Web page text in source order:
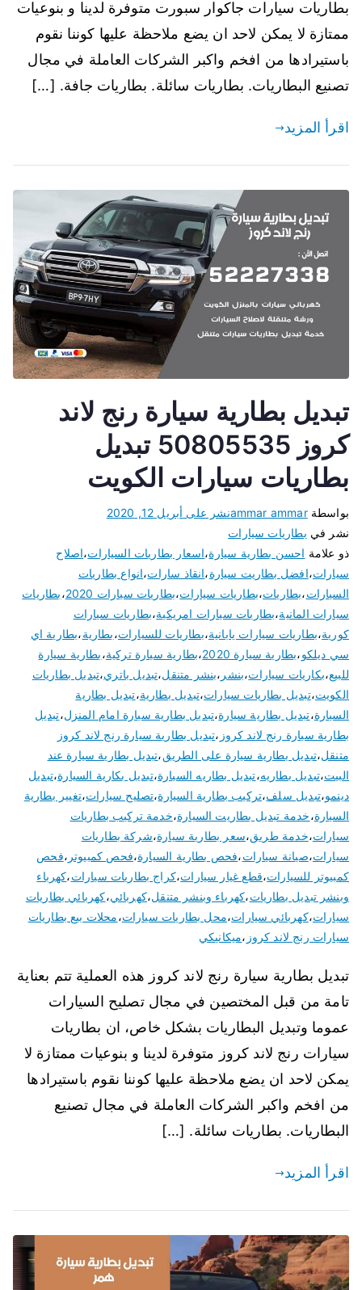
بطاريات سيارات جاكوار سبورت متوفرة لدينا و بنوعيات
ممتازة لا يمكن لاحد ان يضع ملاحظة عليها كوننا نقوم
باستيرادها من افخم واكبر الشركات العاملة في مجال
تصنيع البطاريات. بطاريات سائلة. بطاريات جافة. […]
اقرأ المزيد
تبديل بطارية سيارة رنج لاند
كروز 50805535 تبديل
بطاريات سيارات الكويت
بواسطةammar ammarنشر على أبريل 12, 2020
نشر في بطاريات سيارات
ذو علامة احسن بطارية سيارة،اسعار بطاريات السيارات،اصلاح
سيارات،افضل بطاريت سيارة،انقاذ سارات،انواع بطاريات
السيارات،بطاريات،بطاريات سيارات،بطاريات سيارات 2020 ،بطاريات
سيارات المانية،بطاريات سيارات امريكية،بطاريات سيارات
كورية،بطاريات سيارات يابانية،بطاريات للسيارات،بطارية،بطارية اي
سي ديلكو،بطارية سيارة 2020 ،بطارية سيارة تركية،بطارية سيارة
للبيع،بكاريات سيارات،بنشر ،بنشر متنقل،تبديل باتري،تبديل بطاريات
الكويت،تبديل بطاريات سيارات،تبديل بطارية،تبديل بطارية
السيارة،تبديل بطارية سيارة،تبديل بطارية سيارة امام المنزل،تبديل
بطارية سيارة رنج لاند كروز ،تبديل بطارية سيارة رنج لاند كروز
متنقل،تبديل بطارية سيارة على الطريق،تبديل بطارية سيارة عند
البيت،تبديل بطاريه،تبديل بطاريه السيارة،تبديل بكارية السيارة،تبديل
دينمو،تبديل سلف،تركيب بطارية السيارة،تصليح سيارات،تغيير بطارية
السيارة،خدمة تبديل بطاريت السيارة،خدمة تركيب بطاريات
سيارات،خدمة طريق،سعر بطارية سيارة،شركة بطاريات
سيارات،صيانة سيارات،فحص بطارية السيارة،فحص كمبيوتر ،فحص
كمبيوتر للسيارات،قطع غيار سيارات،كراج بطاريات سيارات،كهرباء
وبنشر تبديل بطاريات،كهرباء وبنشر متنقل،كهربائي،كهربائي بطاريات
سيارات،كهربائي سيارات،محل بطاريات سيارات،محلات بيع بطاريات
سيارات رنج لاند كروز ،ميكانيكي
تبديل بطارية سيارة رنج لاند كروز هذه العملية تتم بعناية
تامة من قبل المختصين في مجال تصليح السيارات
عموما وتبديل البطاريات بشكل خاص، ان بطاريات
سيارات رنج لاند كروز متوفرة لدينا و بنوعيات ممتازة لا
يمكن لاحد ان يضع ملاحظة عليها كوننا نقوم باستيرادها
من افخم واكبر الشركات العاملة في مجال تصنيع
البطاريات. بطاريات سائلة. […]
اقرأ المزيد